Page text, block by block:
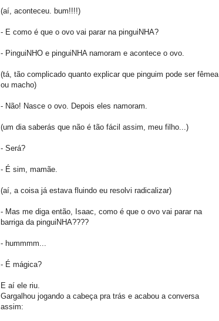
(aí, aconteceu. bum!!!!)
- E como é que o ovo vai parar na pinguiNHA?
- PinguiNHO e pinguiNHA namoram e acontece o ovo.
(tá, tão complicado quanto explicar que pinguim pode ser fêmea
ou macho)
- Não! Nasce o ovo. Depois eles namoram.
(um dia saberás que não é tão fácil assim, meu filho...)
- Será?
- É sim, mamãe.
(aí, a coisa já estava fluindo eu resolvi radicalizar)
- Mas me diga então, Isaac, como é que o ovo vai parar na
barriga da pinguiNHA????
- hummmm...
- É mágica?
E aí ele riu.
Gargalhou jogando a cabeça pra trás e acabou a conversa
assim: